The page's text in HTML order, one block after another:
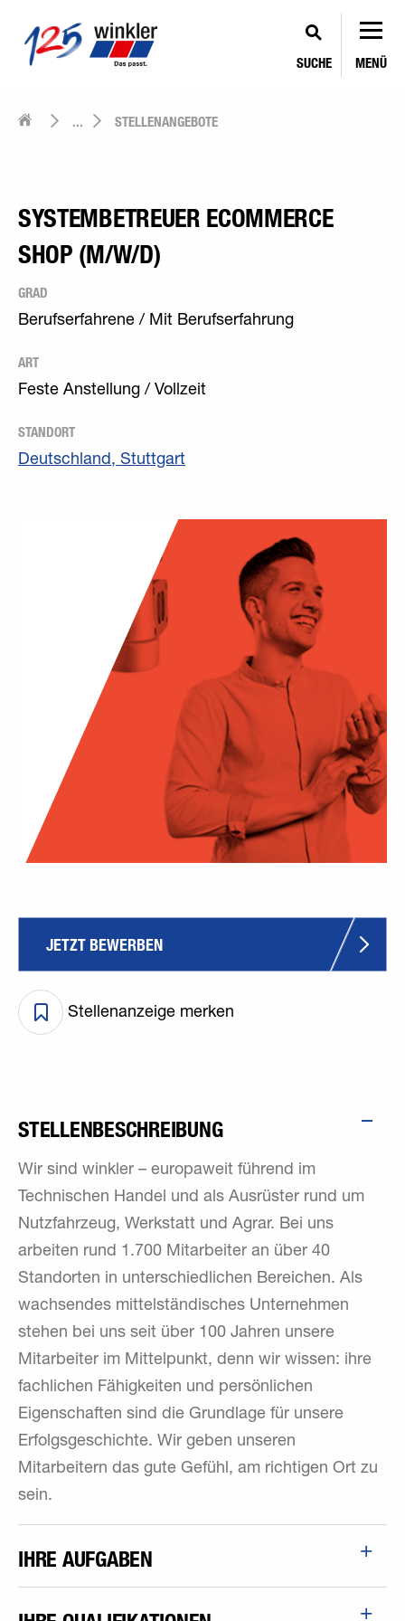
SUCHE MENÜ
... STELLENANGEBOTE
SYSTEMBETREUER ECOMMERCE
SHOP (M/W/D)
GRAD
Berufserfahrene / Mit Berufserfahrung
ART
Feste Anstellung / Vollzeit
STANDORT
Deutschland, Stuttgart
JETZT BEWERBEN
Stellenanzeige merken
STELLENBESCHREIBUNG
Wir sind winkler – europaweit führend im
Technischen Handel und als Ausrüster rund um
Nutzfahrzeug, Werkstatt und Agrar. Bei uns
arbeiten rund 1.700 Mitarbeiter an über 40
Standorten in unterschiedlichen Bereichen. Als
wachsendes mittelständisches Unternehmen
stehen bei uns seit über 100 Jahren unsere
Mitarbeiter im Mittelpunkt, denn wir wissen: ihre
fachlichen Fähigkeiten und persönlichen
Eigenschaften sind die Grundlage für unsere
Erfolgsgeschichte. Wir geben unseren
Mitarbeitern das gute Gefühl, am richtigen Ort zu
sein.
IHRE AUFGABEN